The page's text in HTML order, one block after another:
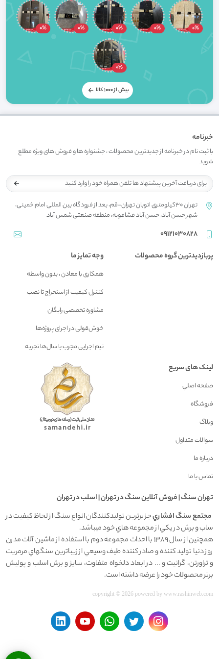
0%
0%
0%
0%
0%
0%
بیش از 1000 کالا
خبرنامه
با ثبت نام در خبرنامه از جدیدترین محصولات ، جشنواره ها و فروش های ویژه مطلع
شوید
تهران 30کیلومتری اتوبان تهران-قم، بعد از فرودگاه بین المللی امام خمینی،
شهر حسن آباد، حسن آباد فشافویه، منطقه صنعتی شمس آباد
09121030828
پربازدیدترین گروه محصولات
وجه تمایز ما
همکاری با معادن ، بدون واسطه
کنترل کیفیت از استخراج تا نصب
مشاوره تخصصی رایگان
خوش‌قولی در اجرای پروژه‌ها
تیم اجرایی مجرب با سال‌ها تجربه
لینک های سریع
صفحه اصلي
فروشگاه
وبلاگ
سوالات متداول
درباره ما
تماس با ما
تهران سنگ | فروش آنلاين سنگ در تهران | اسلب در تهران
مجتمع سنگ افشاريجز برترين توليدکنندگان انواع سنگ از لحاظ کيفيت در
ساب و برش در يکي از مجموعه هاي خود ميباشد.
همچنين از سال 1389 با احداث مجموعه دوم با استفاده از ماشين آلات مدرن
روز دنيا توليد کننده و صادر کننده طيف وسيعي از زيباترين سنگهاي مرمريت
و تراورتن، گرانيت و ... در ابعاد دلخواه متفاوت، سايز و برش اسلب و پوليش
برتر محصولات خود را عرضه داشته است.
copyright © 2026 powered by www.rashinweb.com